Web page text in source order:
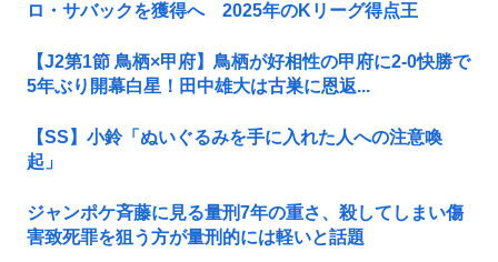
ロ・サバックを獲得へ 2025年のKリーグ得点王
【J2第1節 鳥栖×甲府】鳥栖が好相性の甲府に2-0快勝で
5年ぶり開幕白星！田中雄大は古巣に恩返...
【SS】小鈴「ぬいぐるみを手に入れた人への注意喚
起」
ジャンポケ斉藤に見る量刑7年の重さ、殺してしまい傷
害致死罪を狙う方が量刑的には軽いと話題